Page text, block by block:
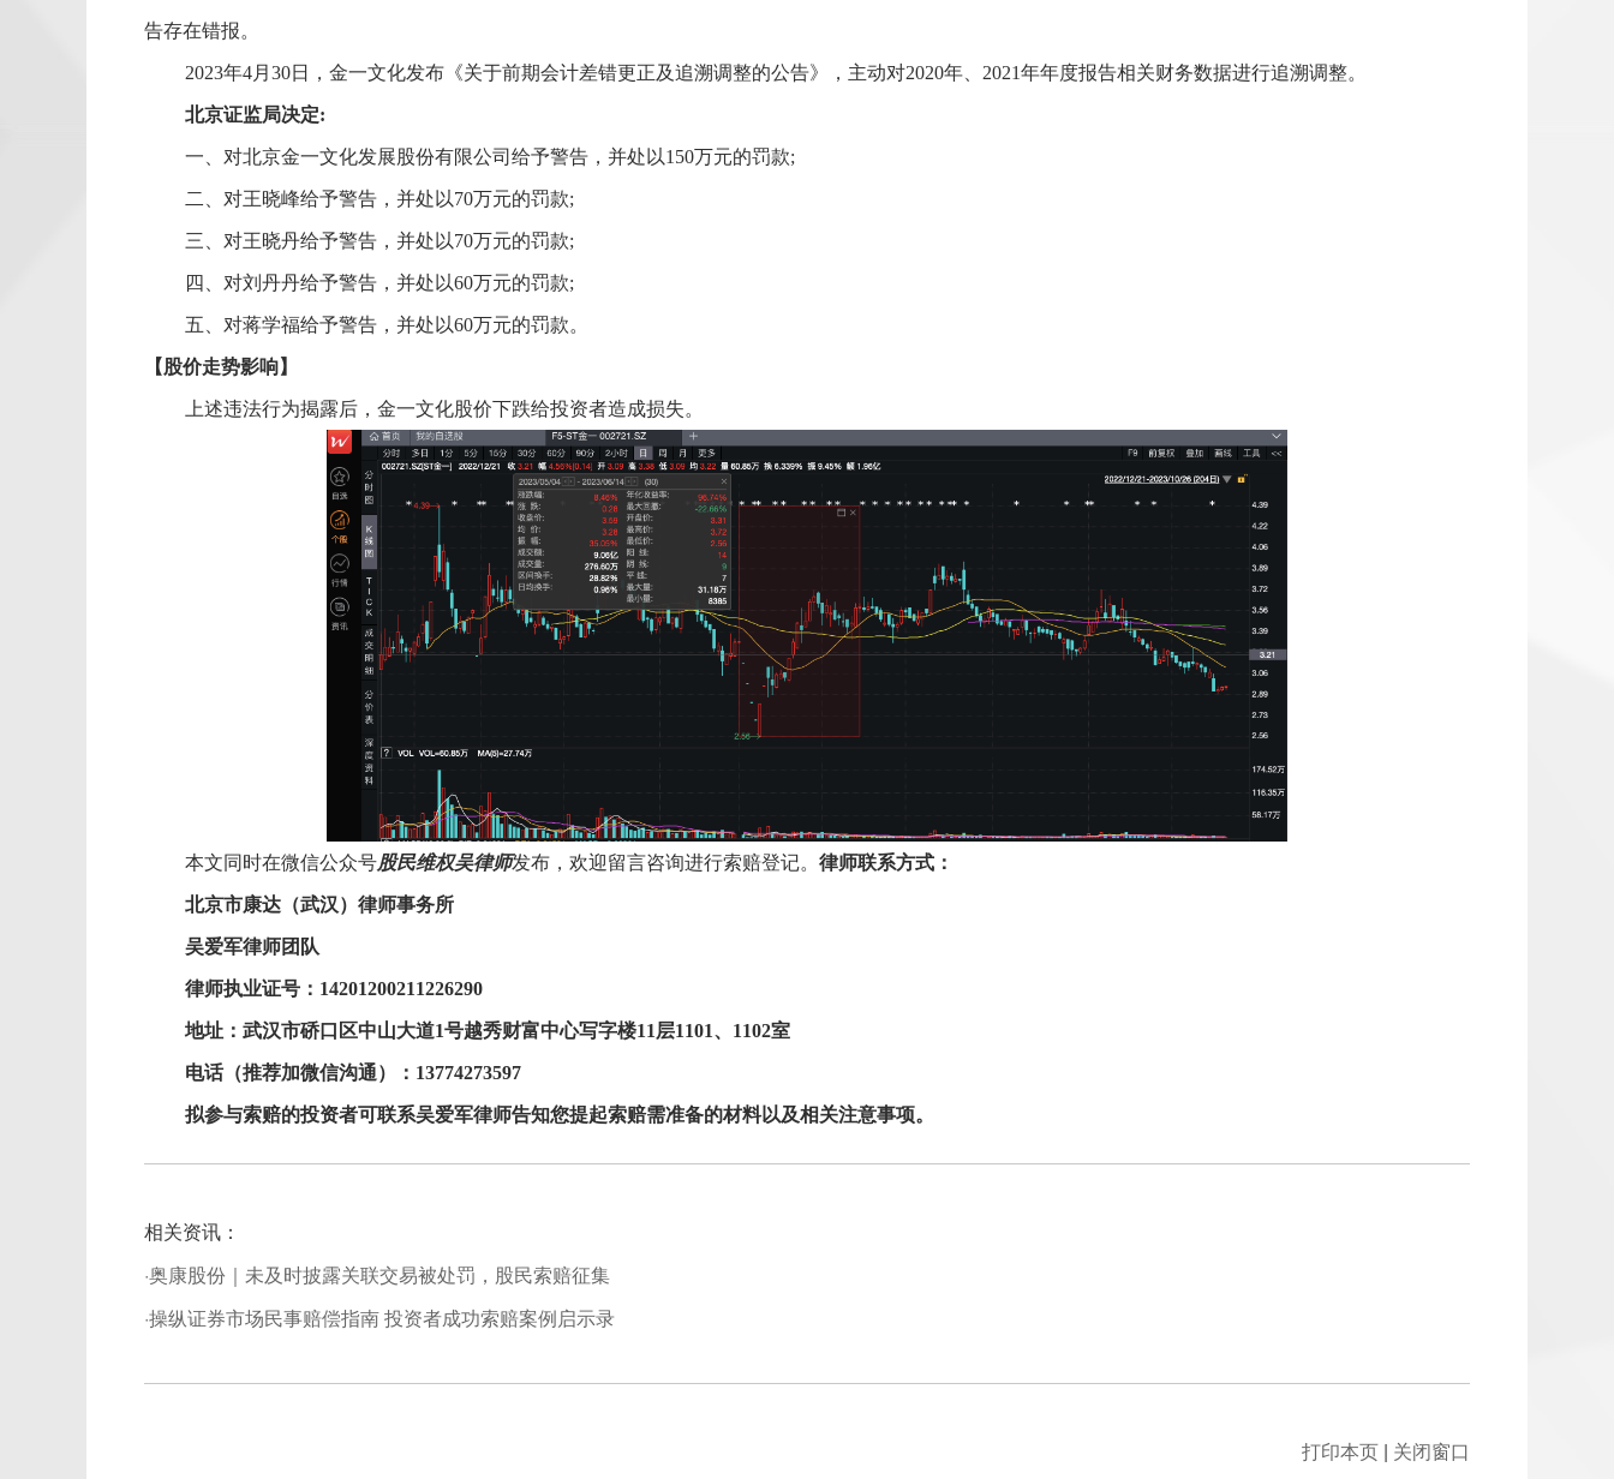
告存在错报。
2023年4月30日，金一文化发布《关于前期会计差错更正及追溯调整的公告》，主动对2020年、 2021年年度报告相关财务数据进行追溯调整。
北京证监局决定:
一、对北京金一文化发展股份有限公司给予警告，并处以150万元的罚款;
二、对王晓峰给予警告，并处以70万元的罚款;
三、对王晓丹给予警告，并处以70万元的罚款;
四、对刘丹丹给予警告，并处以60万元的罚款;
五、对蒋学福给予警告，并处以60万元的罚款。
【股价走势影响】
上述违法行为揭露后，金一文化股价下跌给投资者造成损失。
本文同时在微信公众号股民维权吴律师发布，欢迎留言咨询进行索赔登记。律师联系方式：
北京市康达（武汉）律师事务所
吴爱军律师团队
律师执业证号 ： 14201200211226290
地址：武汉市硚口区中山大道1号越秀财富中心写字楼11层1101、1102室
电话（推荐加微信沟通）： 13774273597
拟参与索赔的投资者可联系吴爱军律师告知您提起索赔需准备的材料以及相关注意事项。
相关资讯：
·奥康股份｜未及时披露关联交易被处罚，股民索赔征集
·操纵证券市场民事赔偿指南 投资者成功索赔案例启示录
打印本页 | 关闭窗口